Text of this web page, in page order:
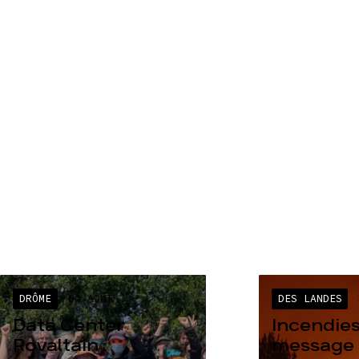
DRÔME 04 AOÛT
Data Center
Rovaltain :
DES LANDES
message